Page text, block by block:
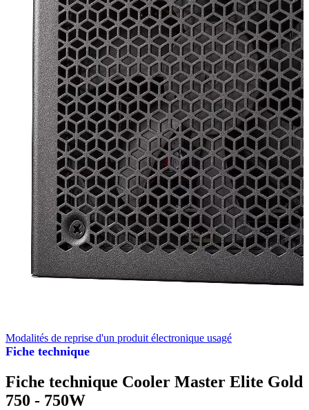
Fiche technique
Modalités de reprise d'un produit électronique usagé
Fiche technique Cooler Master Elite Gold
750 - 750W